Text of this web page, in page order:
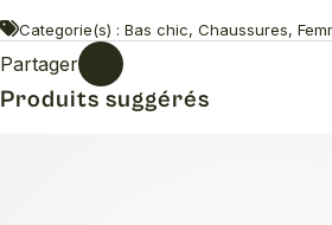
Categorie(s) : Bas chic, Chaussures,
Partager
Produits suggérés